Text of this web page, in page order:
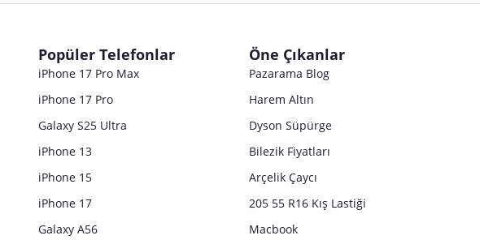
Popüler Telefonlar
iPhone 17 Pro Max
iPhone 17 Pro
Galaxy S25 Ultra
iPhone 13
iPhone 15
iPhone 17
Galaxy A56
Öne Çıkanlar
Pazarama Blog
Harem Altın
Dyson Süpürge
Bilezik Fiyatları
Arçelik Çaycı
205 55 R16 Kış Lastiği
Macbook